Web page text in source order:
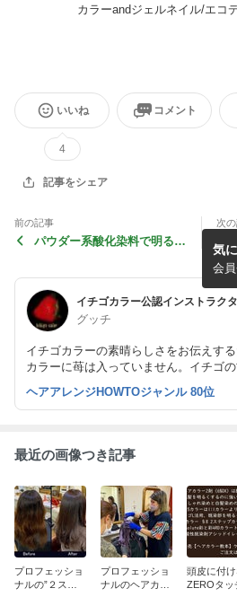
カラーandジェルネイル/エコ
いいね
4
コメント
記事をシェア
前の記事
パウダー系酸化染料で明るさ
次
イチゴカラー公認インストラク
グッチ
イチゴカラーの素晴らしさをお伝えす
カラーに苺は入っていません。イチゴ
１に対して2剤が５倍で白髪が染まるオ
れが1:5カラーなのです。
気
会
ヘアアレンジHOWTOジャンル 80位
最近の画像つき記事
プロフェッショ
ナルの”２ステ
プロフェッショ
ナルのヘアカラ
頭皮に付
ZEROタッ